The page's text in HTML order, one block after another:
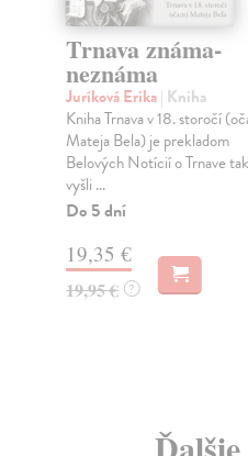
Trnava známa-
neznáma
Juríková Erika| Kniha
Kniha Trnava v 18. storočí
Mateja Bela) je prekladom
Belových Notícií o Trnave
vyšli ...
Do 5 dní
19,35 €
19,95 € ?